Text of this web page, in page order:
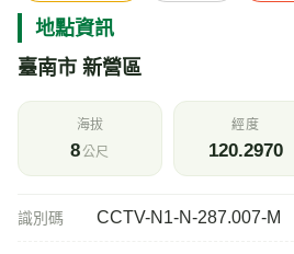
地點資訊
臺南市 新營區
海拔
8公尺
經度
120.2970
識別碼 CCTV-N1-N-287.007-M